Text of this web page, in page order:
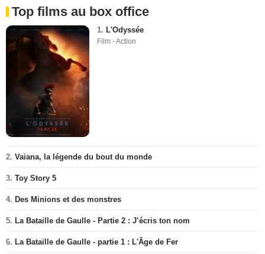
Top films au box office
1. L'Odyssée
Film - Action
2. Vaiana, la légende du bout du monde
3. Toy Story 5
4. Des Minions et des monstres
5. La Bataille de Gaulle - Partie 2 : J’écris ton nom
6. La Bataille de Gaulle - partie 1 : L'Âge de Fer